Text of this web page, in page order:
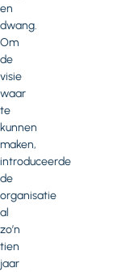
en
dwang.
Om
de
visie
waar
te
kunnen
maken,
introduceerde
de
organisatie
al
zo’n
tien
jaar